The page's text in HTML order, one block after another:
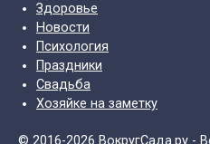
Здоровье
Новости
Психология
Праздники
Свадьба
Хозяйке на заметку